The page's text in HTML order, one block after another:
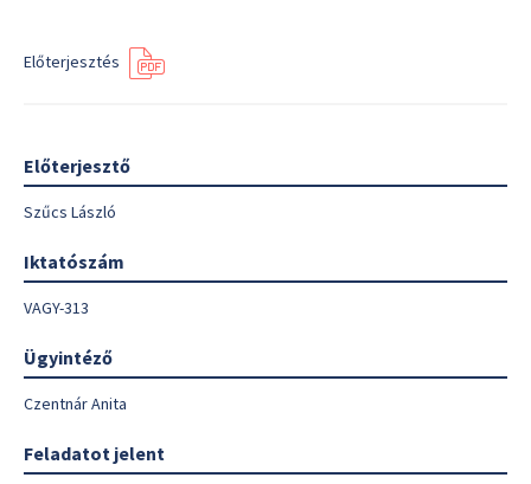
Előterjesztés
Előterjesztő
Szűcs László
Iktatószám
VAGY-313
Ügyintéző
Czentnár Anita
Feladatot jelent